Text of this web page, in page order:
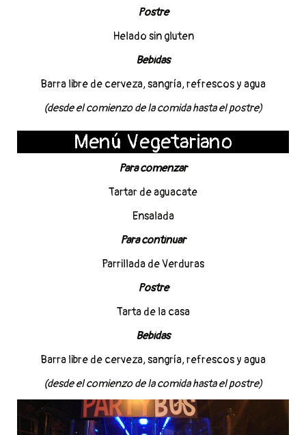
Postre
Helado sin gluten
Bebidas
Barra libre de cerveza, sangría, refrescos y agua
(desde el comienzo de la comida hasta el postre)
Menú Vegetariano
Para comenzar
Tartar de aguacate
Ensalada
Para continuar
Parrillada de Verduras
Postre
Tarta de la casa
Bebidas
Barra libre de cerveza, sangría, refrescos y agua
(desde el comienzo de la comida hasta el postre)